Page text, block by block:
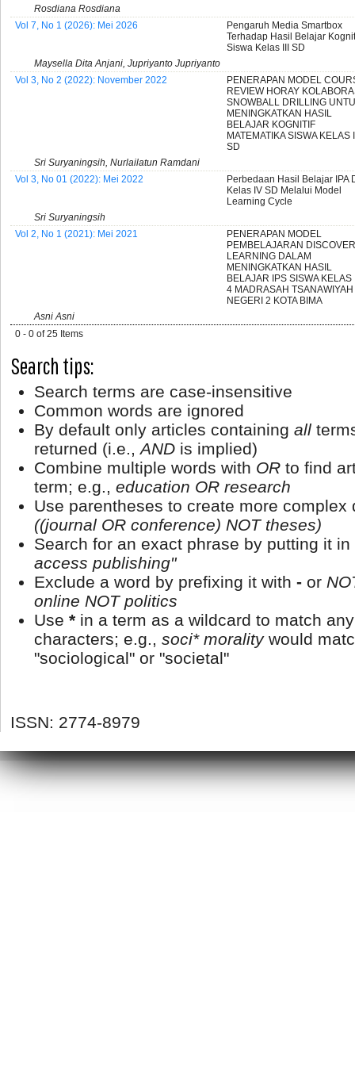
Rosdiana Rosdiana
Vol 7, No 1 (2026): Mei 2026
Pengaruh Media Smartbox
Terhadap Hasil Belajar
Siswa Kelas III SD
Maysella Dita Anjani, Jupriyanto Jupriyanto
Vol 3, No 2 (2022): November 2022
PENERAPAN MODEL
REVIEW HORAY
SNOWBALL DRILLING
MENINGKATKAN HASIL
BELAJAR KOGNITIF
MATEMATIKA SISWA KELAS
SD
Sri Suryaningsih, Nurlailatun Ramdani
Vol 3, No 01 (2022): Mei 2022
Perbedaan Hasil Belajar IPA
Kelas IV SD Melalui Model
Learning Cycle
Sri Suryaningsih
Vol 2, No 1 (2021): Mei 2021
PENERAPAN MODEL
PEMBELAJARAN
LEARNING DALAM
MENINGKATKAN HASIL
BELAJAR IPS SISWA KELAS
4 MADRASAH TSANAWIYAH
NEGERI 2 KOTA BIMA
Asni Asni
0 - 0 of 25 Items
Search tips:
Search terms are case-insensitive
Common words are ignored
By default only articles containing all
returned (i.e.,AND is implied)
Combine multiple words with OR to find
term; e.g., education OR research
Use parentheses to create more
((journal OR conference) NOT theses)
Search for an exact phrase by putting it
access publishing"
Exclude a word by prefixing it with - or
online NOT politics
Use * in a term as a wildcard to match
characters; e.g., soci* moralitywould
"sociological" or "societal"
ISSN: 2774-8979